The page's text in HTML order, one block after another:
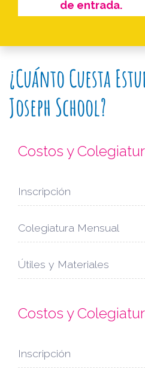
de entrada.
¿Cuánto Cuesta
Joseph School?
Costos y
Inscripción
Colegiatura Mensual
Útiles y Materiales
Costos y
Inscripción